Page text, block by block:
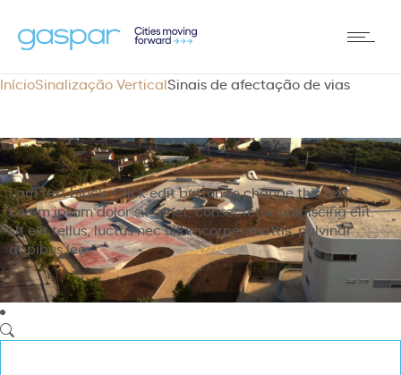
InícioSinalização VerticalSinais de afectação de vias
I am text block. Click edit button to change this text.
Lorem ipsum dolor sit amet, consectetur adipiscing elit.
Ut elit tellus, luctus nec ullamcorper mattis, pulvinar
dapibus leo.